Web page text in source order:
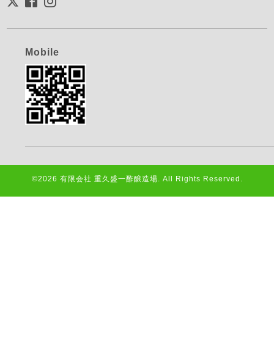
Mobile
©2026 有限会社 重久盛一酢醸造場 . All Rights Reserved.